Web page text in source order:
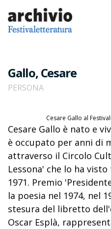
Gallo, Cesare
PERSONA
Cesare Gallo al
Cesare Gallo è nato e
è occupato per anni di
attraverso il Circolo
Lessona' che lo ha
1971. Premio
la poesia nel 1974, nel
stesura del libretto
Oscar Esplà,